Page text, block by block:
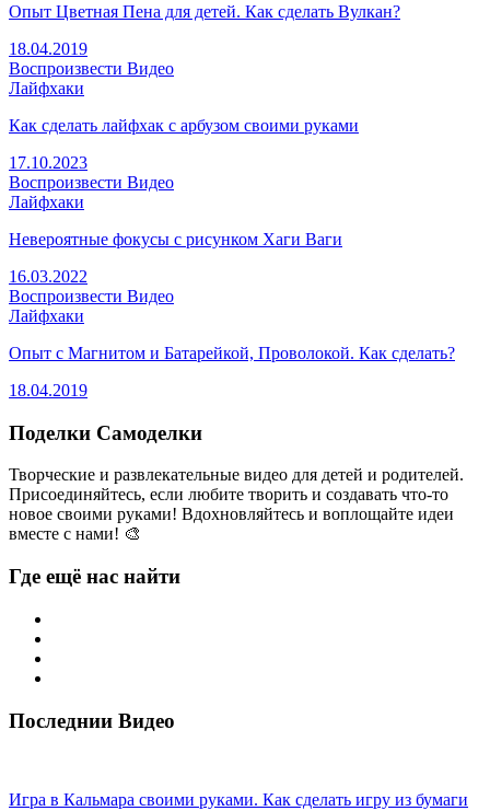
Опыт Цветная Пена для детей. Как сделать Вулкан?
18.04.2019
Воспроизвести Видео
Лайфхаки
Как сделать лайфхак с арбузом своими руками
17.10.2023
Воспроизвести Видео
Лайфхаки
Невероятные фокусы с рисунком Хаги Ваги
16.03.2022
Воспроизвести Видео
Лайфхаки
Опыт с Магнитом и Батарейкой, Проволокой. Как сделать?
18.04.2019
Поделки Самоделки
Творческие и развлекательные видео для детей и родителей.
Присоединяйтесь, если любите творить и создавать что-то
новое своими руками! Вдохновляйтесь и воплощайте идеи
вместе с нами! 🎨
Где ещё нас найти
Последнии Видео
Игра в Кальмара своими руками. Как сделать игру из бумаги